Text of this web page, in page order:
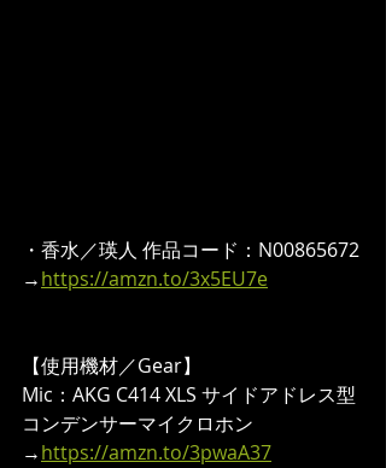
・香水／瑛人 作品コード：N00865672
→https://amzn.to/3x5EU7e
【使用機材／Gear】
Mic：AKG C414 XLS サイドアドレス型
コンデンサーマイクロホン
→https://amzn.to/3pwaA37